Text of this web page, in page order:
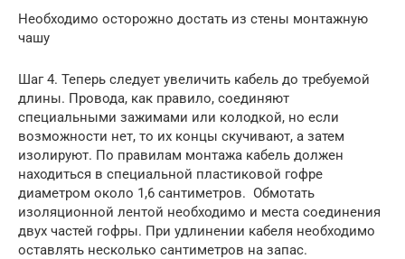
Необходимо осторожно достать из стены монтажную
чашу
Шаг 4. Теперь следует увеличить кабель до требуемой
длины. Провода, как правило, соединяют
специальными зажимами или колодкой, но если
возможности нет, то их концы скучивают, а затем
изолируют. По правилам монтажа кабель должен
находиться в специальной пластиковой гофре
диаметром около 1,6 сантиметров. Обмотать
изоляционной лентой необходимо и места соединения
двух частей гофры. При удлинении кабеля необходимо
оставлять несколько сантиметров на запас.